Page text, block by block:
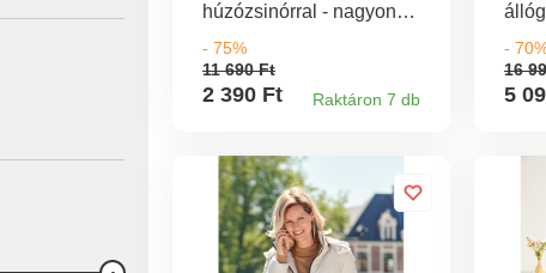
húzózsinórral - nagyon
- 75%
11 690 Ft
2 390 Ft Raktáron 7 db
on
-
16
5